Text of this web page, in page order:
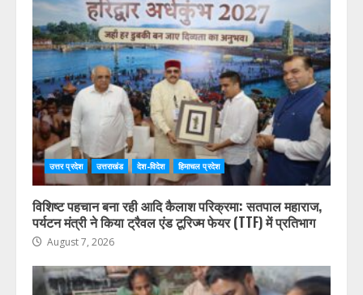
उत्तर प्रदेश उत्तराखंड देश-विदेश हिमाचल प्रदेश
विशिष्ट पहचान बना रही आदि कैलाश परिक्रमा: सतपाल महाराज,
पर्यटन मंत्री ने किया ट्रैवल एंड टूरिज्म फेयर (TTF) में प्रतिभाग
August 7, 2026